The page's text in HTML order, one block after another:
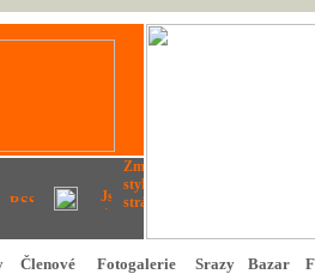
Členové Fotogalerie Srazy Bazar